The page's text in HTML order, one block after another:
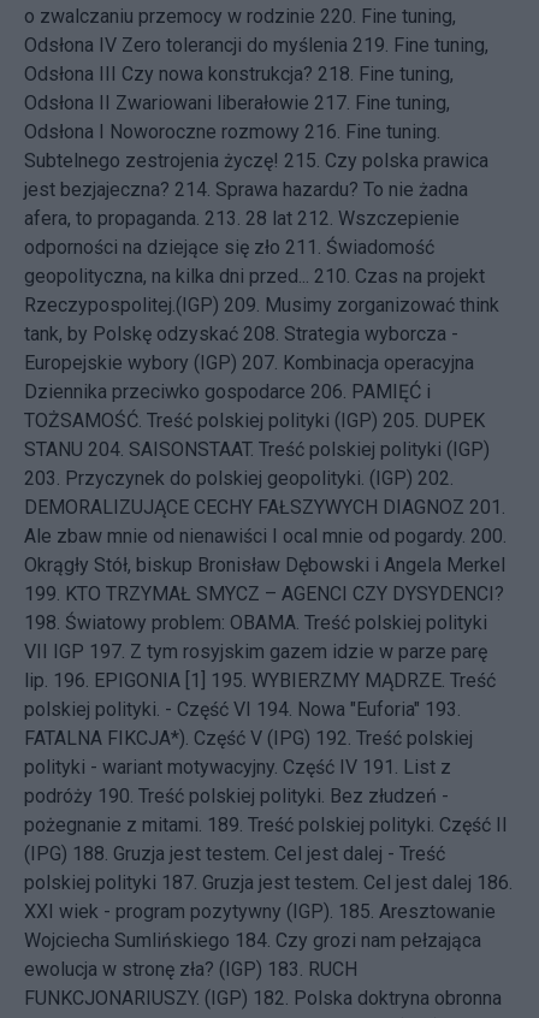
o zwalczaniu przemocy w rodzinie 220. Fine tuning,
Odsłona IV Zero tolerancji do myślenia 219. Fine tuning,
Odsłona III Czy nowa konstrukcja? 218. Fine tuning,
Odsłona II Zwariowani liberałowie 217. Fine tuning,
Odsłona I Noworoczne rozmowy 216. Fine tuning.
Subtelnego zestrojenia życzę! 215. Czy polska prawica
jest bezjajeczna? 214. Sprawa hazardu? To nie żadna
afera, to propaganda. 213. 28 lat 212. Wszczepienie
odporności na dziejące się zło 211. Świadomość
geopolityczna, na kilka dni przed... 210. Czas na projekt
Rzeczypospolitej.(IGP) 209. Musimy zorganizować think
tank, by Polskę odzyskać 208. Strategia wyborcza -
Europejskie wybory (IGP) 207. Kombinacja operacyjna
Dziennika przeciwko gospodarce 206. PAMIĘĆ i
TOŻSAMOŚĆ. Treść polskiej polityki (IGP) 205. DUPEK
STANU 204. SAISONSTAAT. Treść polskiej polityki (IGP)
203. Przyczynek do polskiej geopolityki. (IGP) 202.
DEMORALIZUJĄCE CECHY FAŁSZYWYCH DIAGNOZ 201.
Ale zbaw mnie od nienawiści I ocal mnie od pogardy. 200.
Okrągły Stół, biskup Bronisław Dębowski i Angela Merkel
199. KTO TRZYMAŁ SMYCZ – AGENCI CZY DYSYDENCI?
198. Światowy problem: OBAMA. Treść polskiej polityki
VII IGP 197. Z tym rosyjskim gazem idzie w parze parę
lip. 196. EPIGONIA [1] 195. WYBIERZMY MĄDRZE. Treść
polskiej polityki. - Część VI 194. Nowa "Euforia" 193.
FATALNA FIKCJA*). Część V (IPG) 192. Treść polskiej
polityki - wariant motywacyjny. Część IV 191. List z
podróży 190. Treść polskiej polityki. Bez złudzeń -
pożegnanie z mitami. 189. Treść polskiej polityki. Część II
(IPG) 188. Gruzja jest testem. Cel jest dalej - Treść
polskiej polityki 187. Gruzja jest testem. Cel jest dalej 186.
XXI wiek - program pozytywny (IGP). 185. Aresztowanie
Wojciecha Sumlińskiego 184. Czy grozi nam pełzająca
ewolucja w stronę zła? (IGP) 183. RUCH
FUNKCJONARIUSZY. (IGP) 182. Polska doktryna obronna